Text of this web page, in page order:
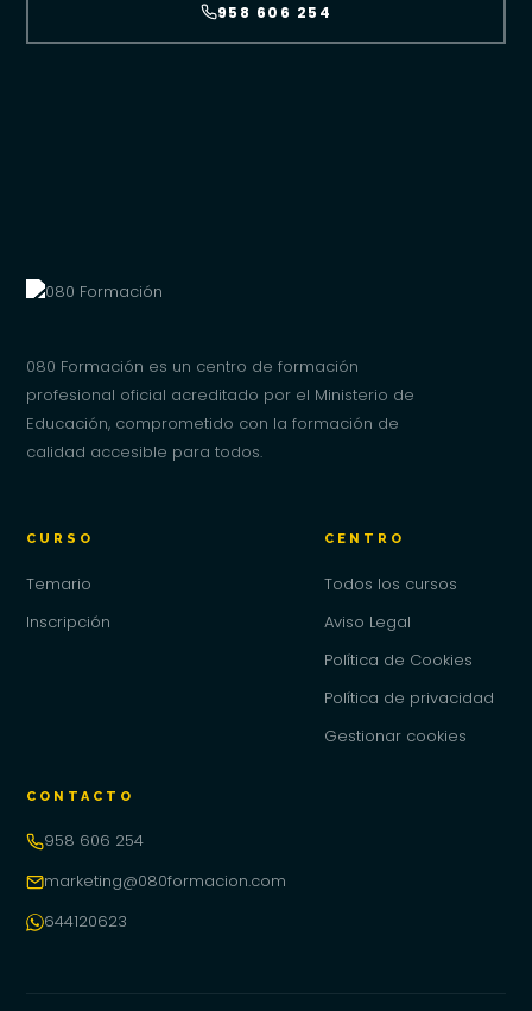
958 606 254
080 Formación es un centro de formación
profesional oficial acreditado por el Ministerio de
Educación, comprometido con la formación de
calidad accesible para todos.
CURSO
Temario
Inscripción
CENTRO
Todos los cursos
Aviso Legal
Política de Cookies
Política de privacidad
Gestionar cookies
CONTACTO
958 606 254
marketing@080formacion.com
644120623